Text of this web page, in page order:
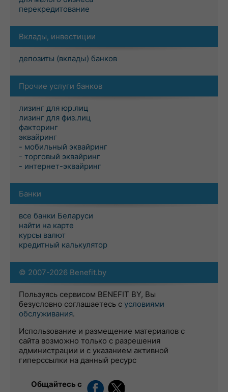
перекредитование
Вклады, инвестиции
депозиты (вклады) банков
Прочие услуги банков
лизинг для юр.лиц
лизинг для физ.лиц
факторинг
эквайринг
- мобильный эквайринг
- торговый эквайринг
- интернет-эквайринг
Банки
все банки Беларуси
найти на карте
курсы валют
кредитный калькулятор
© 2007-2026 Benefit.by
Пользуясь сервисом BENEFIT BY, Вы
безусловно соглашаетесь с условиями
обслуживания.
Использование и размещение материалов с
сайта возможно только с разрешения
администрации и с указанием активной
гиперссылки на данный ресурс
Общайтесь с